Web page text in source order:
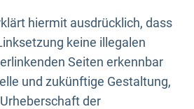
hiermit ausdrücklich, dass
keine illegalen
Seiten erkennbar
und zukünftige Gestaltung,
der